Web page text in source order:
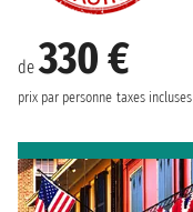
de330 €
prix par personne taxes incluses